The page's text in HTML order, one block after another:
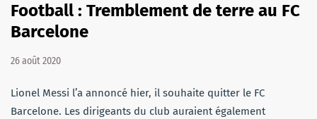
Football : Tremblement de terre au FC
Barcelone
26 août 2020
Lionel Messi l’a annoncé hier, il souhaite quitter le FC
Barcelone. Les dirigeants du club auraient également